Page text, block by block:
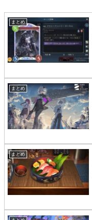
まとめ
まとめ
まとめ